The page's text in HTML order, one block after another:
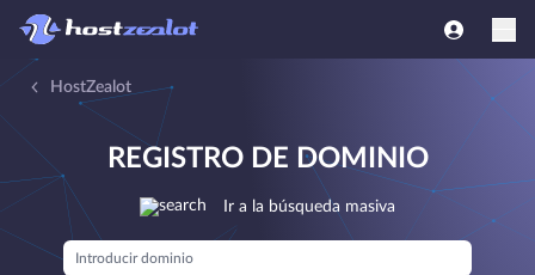
HostZealot
REGISTRO DE DOMINIO
Ir a la búsqueda masiva